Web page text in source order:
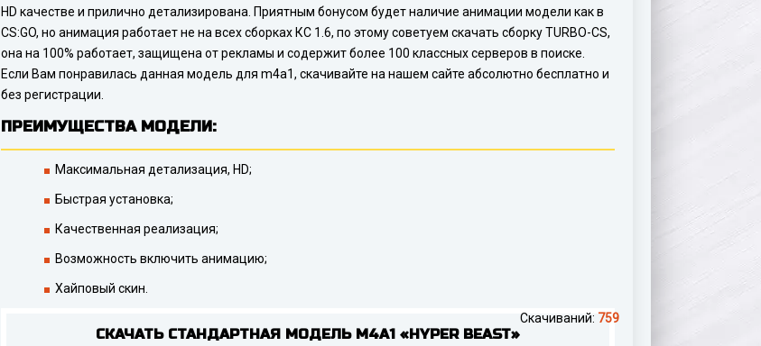
HD качестве и прилично детализирована. Приятным бонусом будет наличие анимации модели как в
CS:GO, но анимация работает не на всех сборках КС 1.6, по этому советуем скачать сборку TURBO-CS,
она на 100% работает, защищена от рекламы и содержит более 100 классных серверов в поиске.
Если Вам понравилась данная модель для m4a1, скачивайте на нашем сайте абсолютно бесплатно и
без регистрации.
ПРЕИМУЩЕСТВА МОДЕЛИ:
Максимальная детализация, HD;
Быстрая установка;
Качественная реализация;
Возможность включить анимацию;
Хайповый скин.
Скачиваний: 759
СКАЧАТЬ СТАНДАРТНАЯ МОДЕЛЬ M4A1 «HYPER BEAST»